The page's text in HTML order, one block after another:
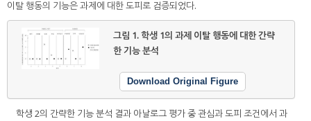
이탈 행동의 기능은 과제에 대한 도피로 검증되었다.
그림 1.학생 1의 과제 이탈 행동에 대한 간략
한 기능 분석
Download Original Figure
학생 2의 간략한 기능 분석 결과 아날로그 평가 중 관심과 도피 조건에서 과